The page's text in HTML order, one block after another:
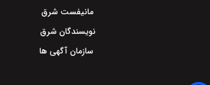
مانیفست شرق
نویسندگان شرق
سازمان آگهی ها